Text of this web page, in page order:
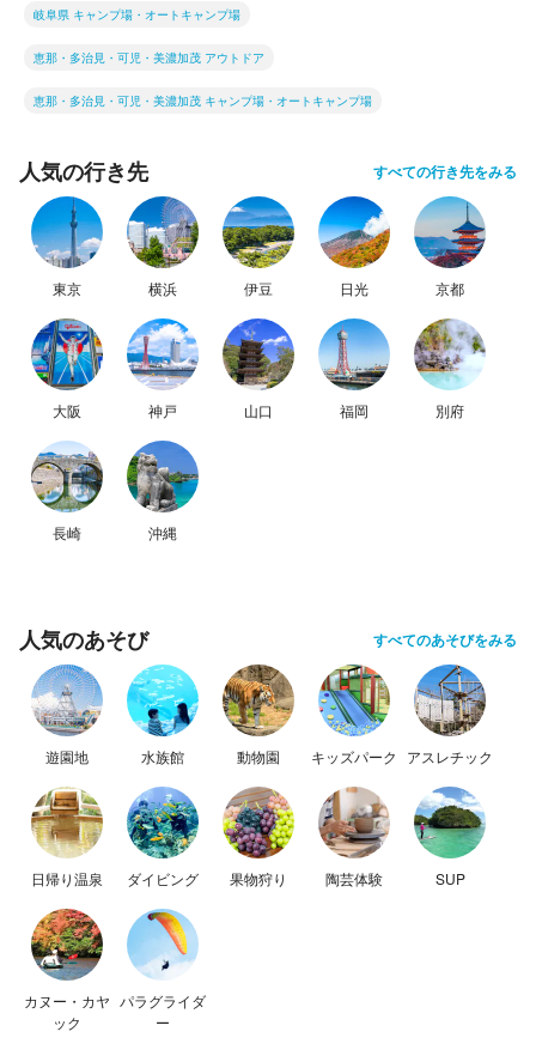
岐阜県 キャンプ場・オートキャンプ場
恵那・多治見・可児・美濃加茂 アウトドア
恵那・多治見・可児・美濃加茂 キャンプ場・オートキャンプ場
人気の行き先 すべての行き先をみる
東京 横浜 伊豆 日光 京都
大阪 神戸 山口 福岡 別府
長崎 沖縄
人気のあそび すべてのあそびをみる
遊園地 水族館 動物園 キッズパーク アスレチック
日帰り温泉 ダイビング 果物狩り 陶芸体験 SUP
カヌー・カヤ
ック
パラグライダ
ー